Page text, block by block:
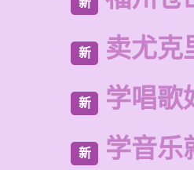
新
新 卖尤克
新 学唱歌
新 学音乐